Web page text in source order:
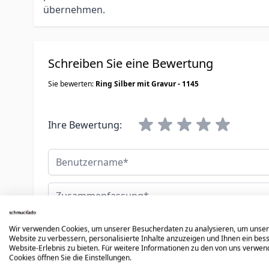
übernehmen.
Schreiben Sie eine Bewertung
Sie bewerten: Ring Silber mit Gravur - 1145
Ihre Bewertung:
Benutzername
Zusammenfassung
Bewertungen
Wir verwenden Cookies, um unserer Besucherdaten zu analysieren, um
Website zu verbessern, personalisierte Inhalte anzuzeigen und Ihnen ein
Website-Erlebnis zu bieten. Für weitere Informationen zu den von uns
Cookies öffnen Sie die Einstellungen.